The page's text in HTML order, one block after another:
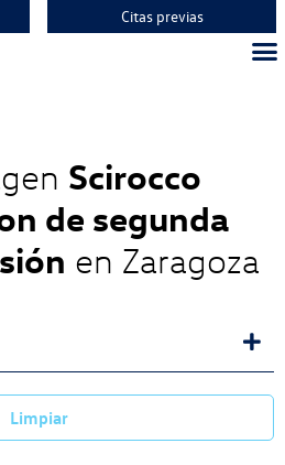
Citas previas
Scirocco
de segunda
en Zaragoza
Limpiar